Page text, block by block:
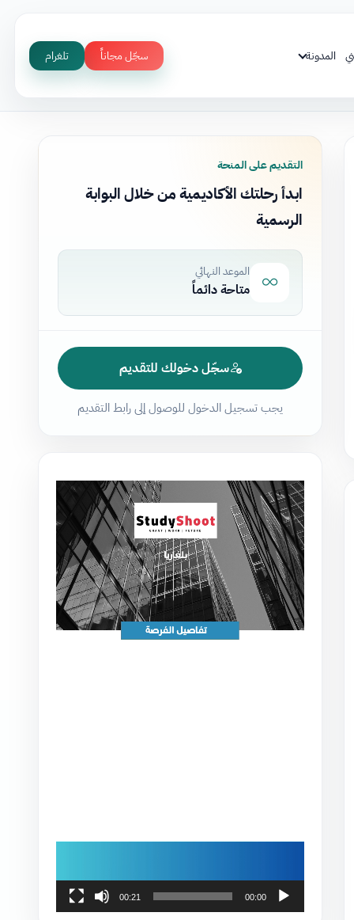
المدونة سجّل مجاناً تلغرام
التقديم على المنحة
ابدأ رحلتك الأكاديمية من خلال البوابة
الرسمية
الموعد النهائي
متاحة دائماً
سجّل دخولك للتقديم
يجب تسجيل الدخول للوصول إلى رابط التقديم
مشغل
الفيديو
00:00
00:21